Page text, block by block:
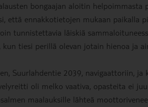
bongaajan aloitin helpoimmasta
että ennakkotietojen mukaan paikalla
tunnistettavia läiskiä
kun tiesi perillä olevan jotain hienoa ja
Suurlahdentie 2039, navigaattoriin,
oli melko vaativa, opasteita ei
maalauksille lähteä